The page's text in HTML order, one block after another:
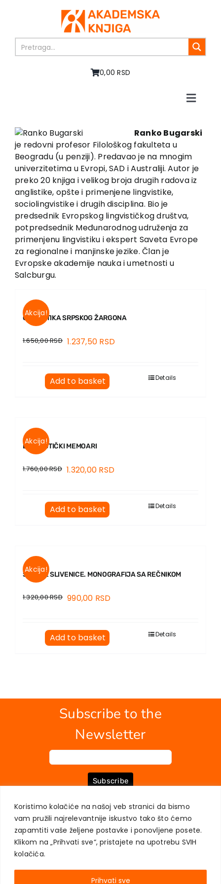
Koristimo kolačiće na našoj veb stranici da bismo
vam pružili najrelevantnije iskustvo tako što ćemo
zapamtiti vaše željene postavke i ponovljene posete.
Klikom na „Prihvati sve“, pristajete na upotrebu SVIH
kolačića.
Prihvati sve
0,00 RSD
Toggle
About us
Books
In preparation
Sale
Authors
News
EU PROJECTS
Contact
Ranko Bugarski
je redovni profesor Filološkog fakulteta u
Beogradu (u penziji). Predavao je na mnogim
univerzitetima u Evropi, SAD i Australiji. Autor je
preko 20 knjiga i velikog broja drugih radova iz
anglistike, opšte i primenjene lingvistike,
sociolingvistike i drugih disciplina. Bio je
predsednik Evropskog lingvističkog društva,
potpredsednik Međunarodnog udruženja za
primenjenu lingvistiku i ekspert Saveta Evrope
za regionalne i manjinske jezike. Član je
Evropske akademije nauka i umetnosti u
Salcburgu.
Akcija!
GRAMATIKA SRPSKOG ŽARGONA
1.650,00RSD 1.237,50 RSD
Add to basket Details
Akcija!
LINGVISTIČKI MEMOARI
1.760,00RSD 1.320,00 RSD
Add to basket Details
Akcija!
SRPSKE SLIVENICE. MONOGRAFIJA SA REČNIKOM
1.320,00RSD 990,00 RSD
Add to basket Details
Subscribe to the
Newsletter
Subscribe
ABOUT US BOOKS MY ACCOUNT CONTACT
TERMS OF PURCHASE
USER PRIVACY PROTECTION